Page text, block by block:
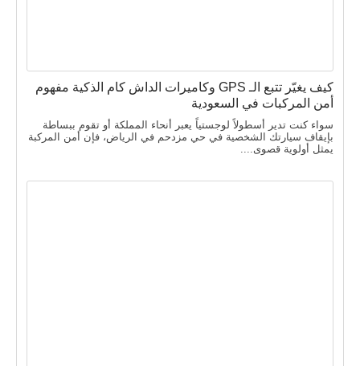
كيف يغيّر تتبع الـ GPS وكاميرات الداش كام الذكية مفهوم
أمن المركبات في السعودية
سواء كنت تدير أسطولاً لوجستياً يعبر أنحاء المملكة أو تقوم ببساطة
بإيقاف سيارتك الشخصية في حي مزدحم في الرياض، فإن أمن المركبة
يمثل أولوية قصوى....